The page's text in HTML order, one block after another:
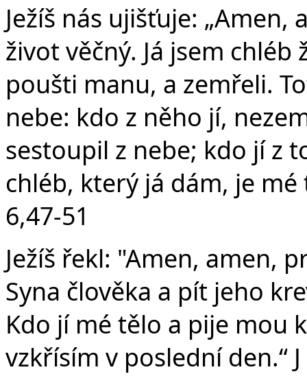
Ježíš nás ujišťuje:
život věčný. Já jsem
poušti manu, a zemřeli.
nebe: kdo z něho jí,
sestoupil z nebe; kdo jí z
chléb, který já dám, je mé
6,47-51
Ježíš řekl: "Amen, amen,
Syna člověka a pít jeho
Kdo jí mé tělo a pije mou
vzkřísím v poslední den.“